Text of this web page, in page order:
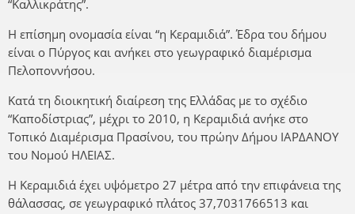
“Καλλικράτης”.
Η επίσημη ονομασία είναι “η Κεραμιδιά”. Έδρα του δήμου
είναι ο Πύργος και ανήκει στο γεωγραφικό διαμέρισμα
Πελοποννήσου.
Κατά τη διοικητική διαίρεση της Ελλάδας με το σχέδιο
“Καποδίστριας”, μέχρι το 2010, η Κεραμιδιά ανήκε στο
Τοπικό Διαμέρισμα Πρασίνου, του πρώην Δήμου ΙΑΡΔΑΝΟΥ
του Νομού ΗΛΕΙΑΣ.
Η Κεραμιδιά έχει υψόμετρο 27 μέτρα από την επιφάνεια της
θάλασσας, σε γεωγραφικό πλάτος 37,7031766513 και